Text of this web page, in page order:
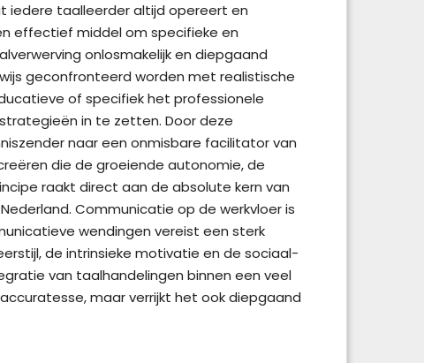
iedere taalleerder altijd opereert en
effectief middel om specifieke en
onlosmakelijk en diepgaand
geconfronteerd worden met realistische
of specifiek het professionele
in te zetten. Door deze
naar een onmisbare facilitator van
die de groeiende autonomie, de
raakt direct aan de absolute kern van
Communicatie op de werkvloer is
wendingen vereist een sterk
de intrinsieke motivatie en de sociaal-
van taalhandelingen binnen een veel
maar verrijkt het ook diepgaand